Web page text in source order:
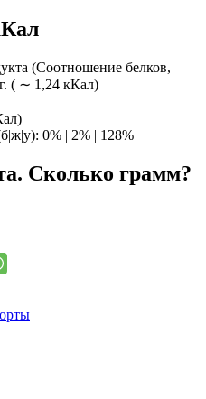
(Соотношение белков,
( ∼ 1,24 кКал)
0% | 2% | 128%
Сколько грамм?